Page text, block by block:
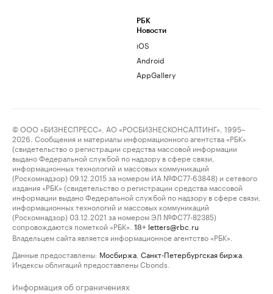
РБК
Новости
iOS
Android
AppGallery
© ООО «БИЗНЕСПРЕСС», АО «РОСБИЗНЕСКОНСАЛТИНГ», 1995–
2026. Сообщения и материалы информационного агентства «РБК»
(свидетельство о регистрации средства массовой информации
выдано Федеральной службой по надзору в сфере связи,
информационных технологий и массовых коммуникаций
(Роскомнадзор) 09.12.2015 за номером ИА №ФС77-63848) и сетевого
издания «РБК» (свидетельство о регистрации средства массовой
информации выдано Федеральной службой по надзору в сфере связи,
информационных технологий и массовых коммуникаций
(Роскомнадзор) 03.12.2021 за номером ЭЛ №ФС77-82385)
сопровождаются пометкой «РБК».
18+ letters@rbc.ru
Владельцем сайта является информационное агентство «РБК».
Данные предоставлены: Мосбиржа Санкт-Петербургская биржа
Индексы облигаций предоставлены Cbonds.
Информация об ограничениях